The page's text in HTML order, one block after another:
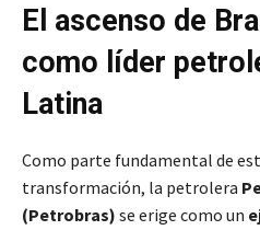
El ascenso de
como líder
Latina
Como parte fundamental de
transformación, la petrolera
(Petrobras) se erige como un